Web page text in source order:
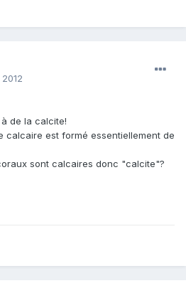
de la calcite!
calcaire est formé essentiellement de
sont calcaires donc "calcite"?